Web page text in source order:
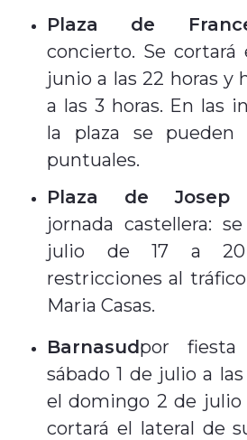
Plaza de
concierto. Se cortará
junio a las 22 horas y
a las 3 horas. En las
la plaza se pueden
puntuales.
Plaza de Josep
jornada castellera:
julio de 17 a 20
restricciones al
Maria Casas.
Barnasudpor fiesta
sábado 1 de julio a
el domingo 2 de julio
cortará el lateral de